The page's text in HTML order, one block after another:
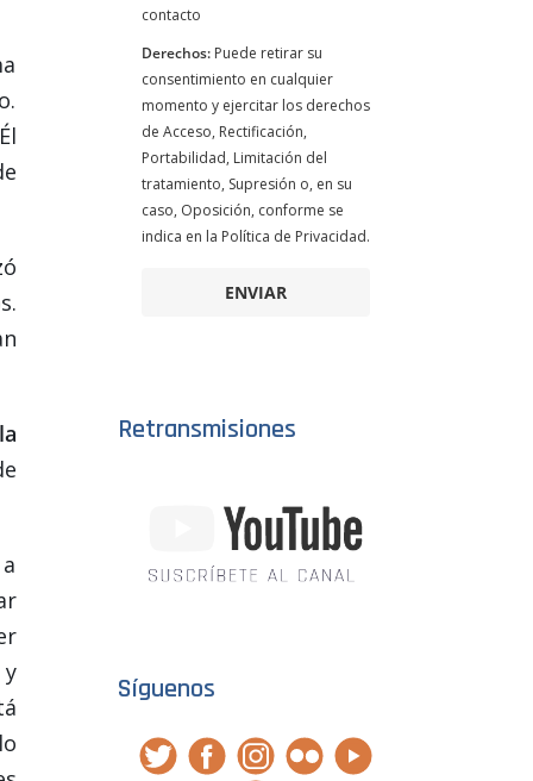
contacto
Derechos:Puede retirar su
consentimiento en cualquier
momento y ejercitar los derechos
de Acceso, Rectificación,
Portabilidad, Limitación del
tratamiento, Supresión o, en su
caso, Oposición, conforme se
indica en la Política de Privacidad.
ENVIAR
Retransmisiones
Síguenos